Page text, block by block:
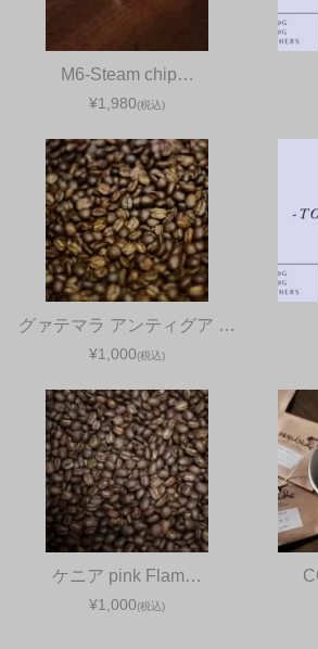
M6-Steam chip…
¥1,980(税込)
グァテマラ アンティグア …
¥1,000(税込)
ケニア pink Flam…
¥1,000(税込)